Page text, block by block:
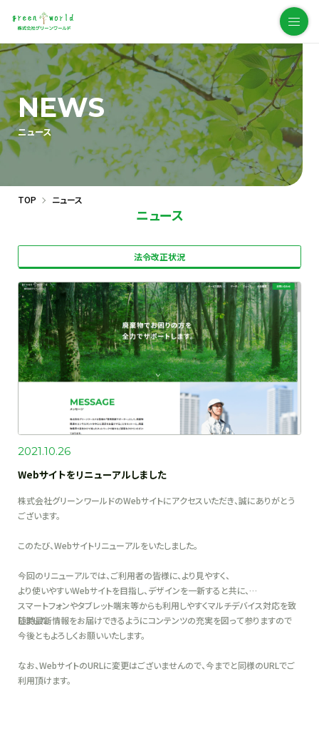
NEWS
ニュース
TOP ニュース
ニュース
法令改正状況
2021.10.26
Webサイトをリニューアルしました
株式会社グリーンワールドのWebサイトにアクセスいただき、誠にありがとう
ございます。
このたび、Webサイトリニューアルをいたしました。
今回のリニューアルでは、ご利用者の皆様に、より見やすく、
より使いやすいWebサイトを目指し、デザインを一新すると共に、
スマートフォンやタブレット端末等からも利用しやすくマルチデバイス対応を致
しました。
随時最新情報をお届けできるようにコンテンツの充実を図って参りますので
今後ともよろしくお願いいたします。
なお、WebサイトのURLに変更はございませんので、今までと同様のURLでご
利用頂けます。